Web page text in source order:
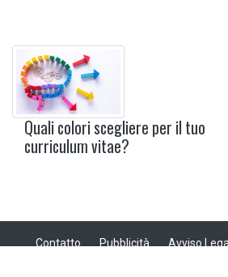
Quali colori scegliere per il tuo
curriculum vitae?
Contatto Pubblicità Avviso